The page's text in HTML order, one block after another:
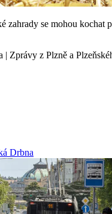
zahrady se mohou kochat
| Zprávy z Plzně a
Drbna